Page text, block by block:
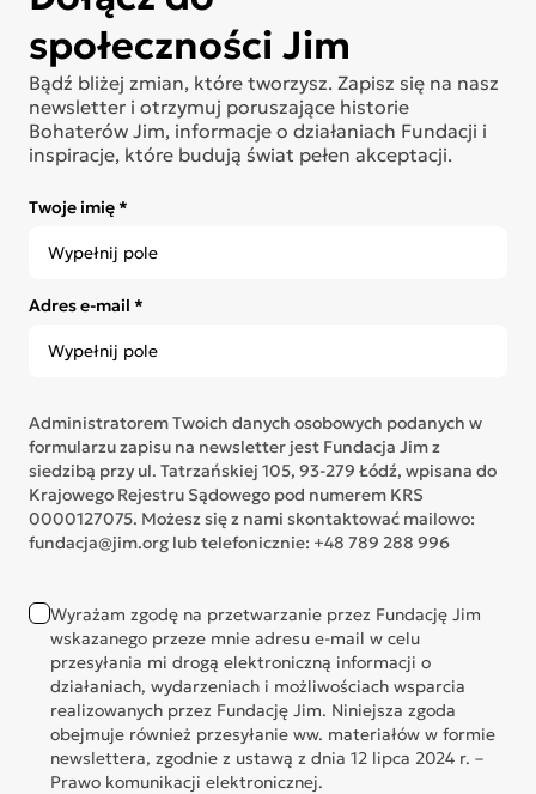
społeczności Jim
Bądź bliżej zmian, które tworzysz. Zapisz się na nasz
newsletter i otrzymuj poruszające historie
Bohaterów Jim, informacje o działaniach Fundacji i
inspiracje, które budują świat pełen akceptacji.
Twoje imię *
Adres e-mail *
Administratorem Twoich danych osobowych podanych w
formularzu zapisu na newsletter jest Fundacja Jim z
siedzibą przy ul. Tatrzańskiej 105, 93-279 Łódź, wpisana do
Krajowego Rejestru Sądowego pod numerem KRS
0000127075. Możesz się z nami skontaktować mailowo:
fundacja@jim.org lub telefonicznie: +48 789 288 996
Wyrażam zgodę na przetwarzanie przez Fundację Jim
wskazanego przeze mnie adresu e-mail w celu
przesyłania mi drogą elektroniczną informacji o
działaniach, wydarzeniach i możliwościach wsparcia
realizowanych przez Fundację Jim. Niniejsza zgoda
obejmuje również przesyłanie ww. materiałów w formie
newslettera, zgodnie z ustawą z dnia 12 lipca 2024 r. –
Prawo komunikacji elektronicznej.